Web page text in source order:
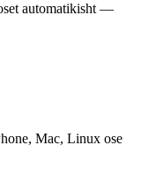
automatikisht —
Mac, Linux ose